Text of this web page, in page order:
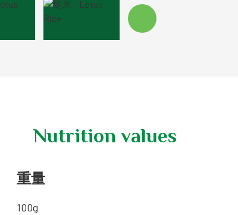
Nutrition values
重量
100g